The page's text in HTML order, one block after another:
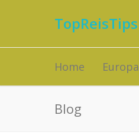
TopReisTips
Home Europa
Blog